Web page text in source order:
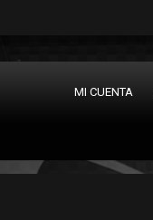
MI CUENTA